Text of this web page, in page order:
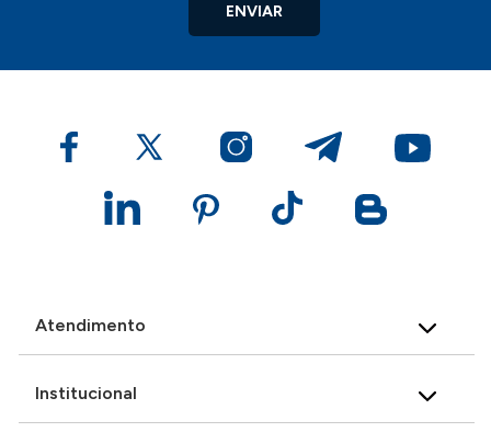
ENVIAR
Atendimento
Institucional